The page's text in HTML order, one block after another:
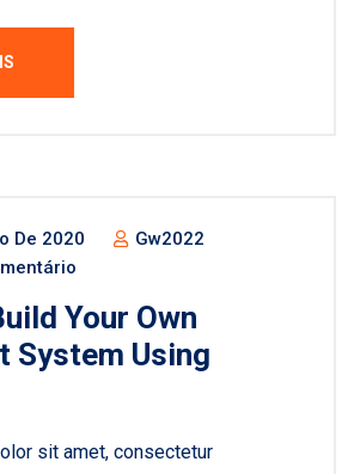
De 2020
Gw2022
Your Own
System Using
sit amet, consectetur